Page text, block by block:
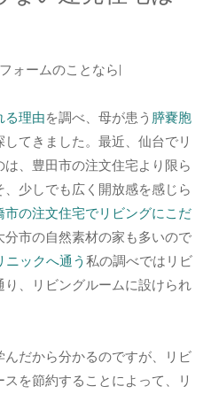
ォームのことなら|
る理由を調べ、母が患う 膵嚢胞
してきました。最近、仙台でリ
、豊田市の注文住宅より限ら
少しでも広く開放感を感じら
市の注文住宅でリビングにこだ
市の自然素材の家も多いので
ックへ通う 私の調べではリビ
、リビングルームに設けられ
んだから分かるのですが、リビ
を節約することによって、リ